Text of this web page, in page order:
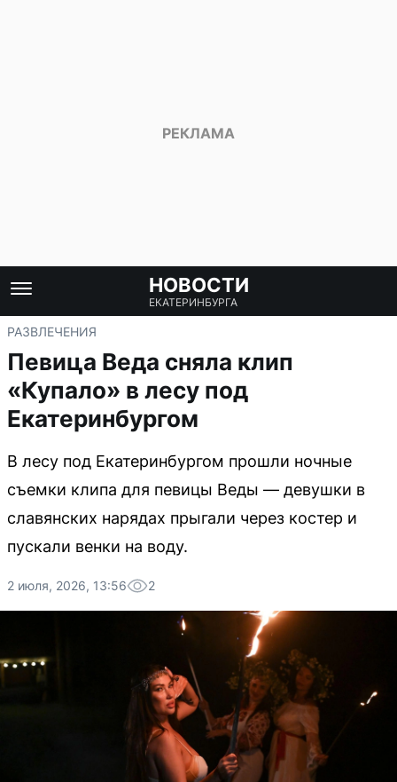
НОВОСТИ
ЕКАТЕРИНБУРГА
РАЗВЛЕЧЕНИЯ
Певица Веда сняла клип
«Купало» в лесу под
Екатеринбургом
В лесу под Екатеринбургом прошли ночные
съемки клипа для певицы Веды — девушки в
славянских нарядах прыгали через костер и
пускали венки на воду.
2 июля, 2026, 13:56 2